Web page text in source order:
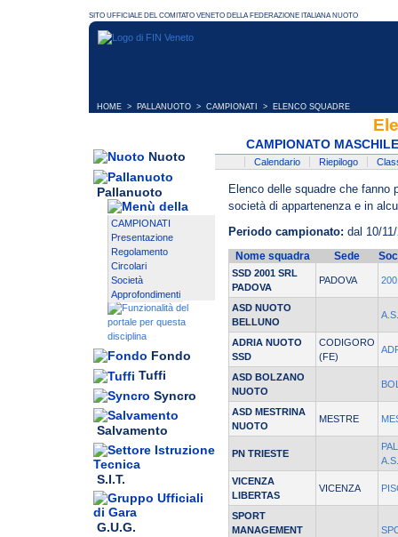
HOME > PALLANUOTO > CAMPIONATI > ELENCO SQUADRE
Nuoto
Pallanuoto
CAMPIONATI
Presentazione
Regolamento
Circolari
Società
Approfondimenti
Fondo
Tuffi
Syncro
Salvamento
S.I.T.
G.U.G.
CAMPIONATO
Calendario Riepilogo
Elenco delle squadre che fanno
società di appartenenza e in
Periodo campionato: dal 10/
Nome squadra Sede
SSD 2001 SRL
PADOVA
PADOVA
ASD NUOTO
BELLUNO
ADRIA NUOTO
SSD
CODIGORO
(FE)
ASD BOLZANO
NUOTO
ASD MESTRINA
NUOTO
MESTRE
PN TRIESTE
VICENZA
LIBERTAS
VICENZA
SPORT
MANAGEMENT